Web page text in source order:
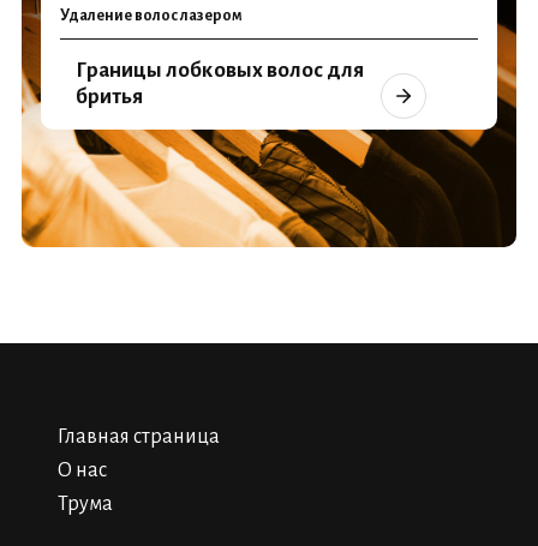
Удаление волос лазером
Границы лобковых волос для
бритья
Главная страница
О нас
Трума